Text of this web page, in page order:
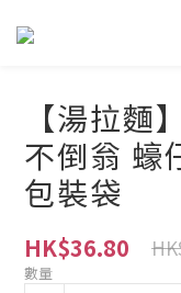
【湯拉麵
不倒翁 蠔
包裝袋
HK$36.80
數量